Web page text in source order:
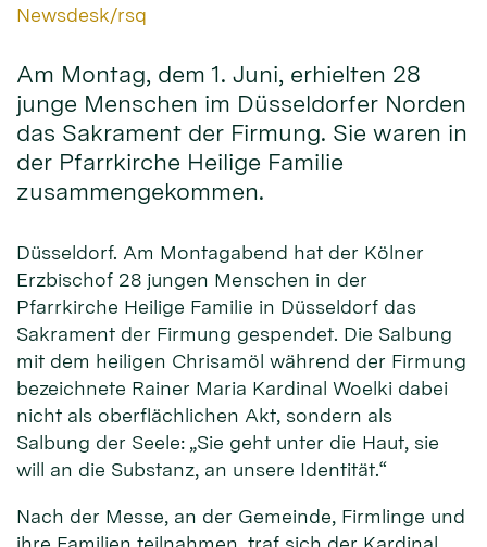
Von:
Newsdesk/rsq
Am Montag, dem 1. Juni, erhielten 28
junge Menschen im Düsseldorfer Norden
das Sakrament der Firmung. Sie waren in
der Pfarrkirche Heilige Familie
zusammengekommen.
Düsseldorf. Am Montagabend hat der Kölner
Erzbischof 28 jungen Menschen in der
Pfarrkirche Heilige Familie in Düsseldorf das
Sakrament der Firmung gespendet. Die Salbung
mit dem heiligen Chrisamöl während der Firmung
bezeichnete Rainer Maria Kardinal Woelki dabei
nicht als oberflächlichen Akt, sondern als
Salbung der Seele: „Sie geht unter die Haut, sie
will an die Substanz, an unsere Identität.“
Nach der Messe, an der Gemeinde, Firmlinge und